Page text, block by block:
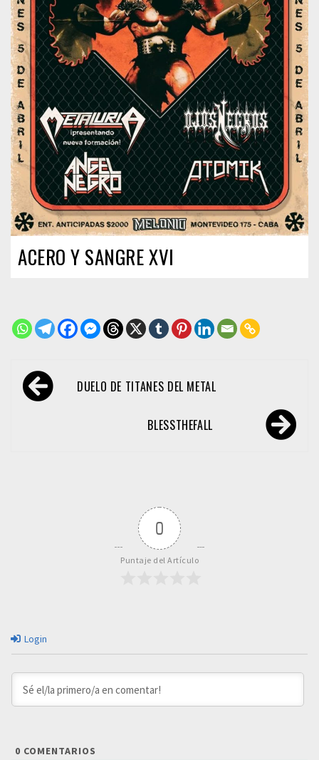
ACERO Y SANGRE XVI
Navegación
de DUELO DE TITANES DEL METAL
BLESSTHEFALL
0
Puntaje del Artículo
Login
0 COMENTARIOS